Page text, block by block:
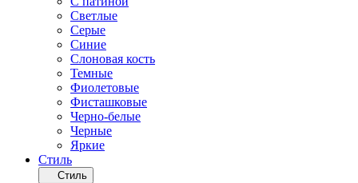
Светлые
Серые
Синие
Слоновая кость
Темные
Фиолетовые
Фисташковые
Черно-белые
Черные
Яркие
Стиль
Стиль